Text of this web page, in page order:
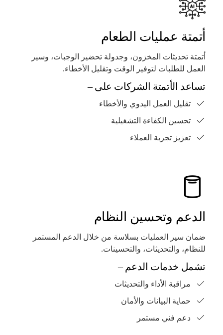
أتمتة عمليات الطعام
أتمتة تحديثات المخزون، وجدولة تحضير الوجبات، وسير
العمل للطلبات لتوفير الوقت وتقليل الأخطاء.
تساعد الأتمتة الشركات على –
تقليل العمل اليدوي والأخطاء
تحسين الكفاءة التشغيلية
تعزيز تجربة العملاء
الدعم وتحسين النظام
ضمان سير العمليات بسلاسة من خلال الدعم المستمر
للنظام، والتحديثات، والتحسينات.
تشمل خدمات الدعم –
مراقبة الأداء والتحديثات
حماية البيانات والأمان
دعم فني مستمر